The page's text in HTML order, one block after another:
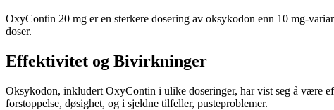
OxyContin 20 mg er en sterkere dosering av oksykodon enn 10 mg-
doser.
Effektivitet og Bivirkninger
Oksykodon, inkludert OxyContin i ulike doseringer, har vist seg å være
forstoppelse, døsighet, og i sjeldne tilfeller, pusteproblemer.